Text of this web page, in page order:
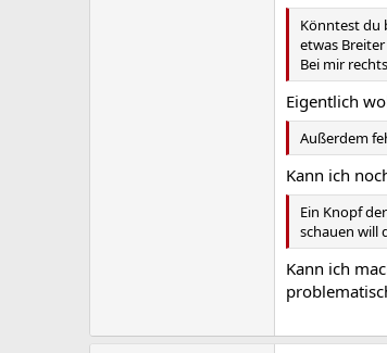
Könntest du
etwas
Bei mir
Eigentlich
Außerdem
Kann ich
Ein Knopf
schauen will
Kann ich